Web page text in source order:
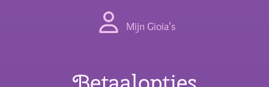
Mijn Gioia's